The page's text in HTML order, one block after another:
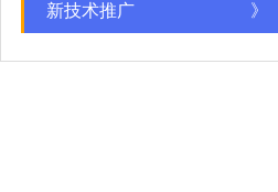
新技术推广 》